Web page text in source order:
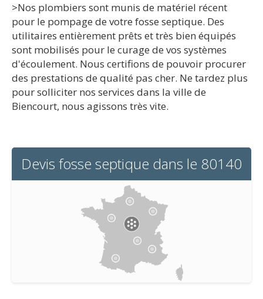
>Nos plombiers sont munis de matériel récent
pour le pompage de votre fosse septique. Des
utilitaires entièrement prêts et très bien équipés
sont mobilisés pour le curage de vos systèmes
d'écoulement. Nous certifions de pouvoir procurer
des prestations de qualité pas cher. Ne tardez plus
pour solliciter nos services dans la ville de
Biencourt, nous agissons très vite.
Devis fosse septique dans le 80140